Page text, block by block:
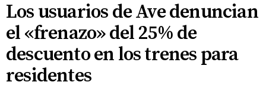
Los usuarios de Ave denuncian
el «frenazo» del 25% de
descuento en los trenes para
residentes